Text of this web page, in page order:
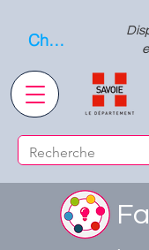
Choisissez quand l'envoyer